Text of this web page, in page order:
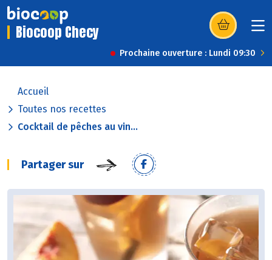
Biocoop Checy (s’ouvre dans
Prochaine ouverture : Lundi 09:30
Accueil
Toutes nos recettes
Cocktail de pêches au vin...
Partager sur